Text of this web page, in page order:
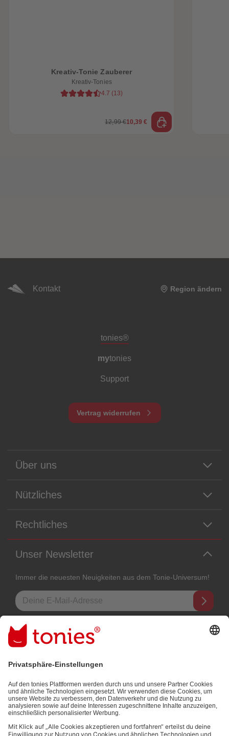
Kreativ-Tonie Zauberer
Kreativ-Tonies
4.7 (13)
12,99 €10,39 €
Kontakt Region ändern
Meta-Navigation Footer
tonies®
mytonies
Support
Vertrag widerrufen
Über uns
Nützliches
Rechtliches
Unser Newsletter
Immer die neuesten Neuigkeiten aus dem Tonie-Universum!
E-Mail-Addresse
Mit dem Absenden abonnierst du unseren E-Mail-Newsletter, der auf
den von dir bereitgestellten Informationen (z.B. Account-informationen)
und den von dir zu Werbezwecken bereitgestellten
Datenschutzbestimmungen.
Bezahlmethoden: